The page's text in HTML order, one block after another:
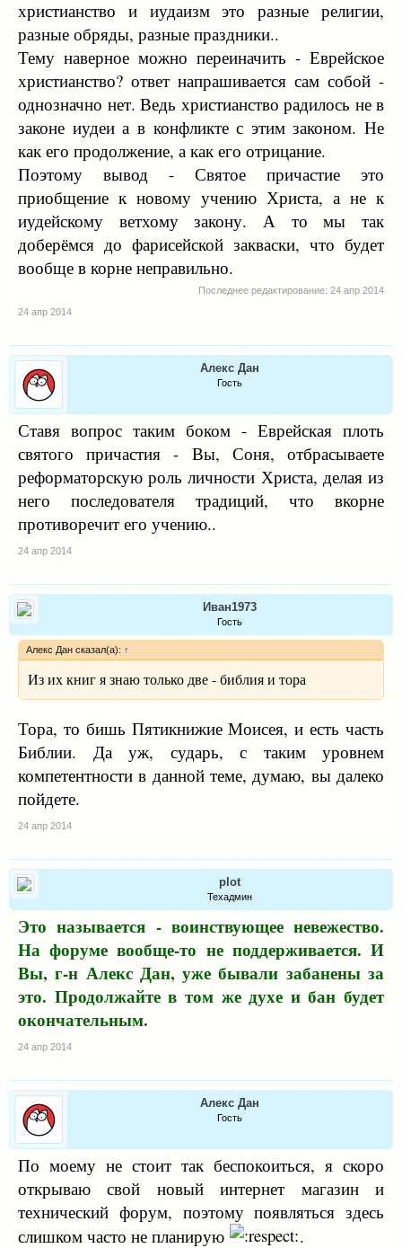
христианство и иудаизм это разные религии,
разные обряды, разные праздники..
Тему наверное можно переиначить - Еврейское
христианство? ответ напрашивается сам собой -
однозначно нет. Ведь христианство радилось не в
законе иудеи а в конфликте с этим законом. Не
как его продолжение, а как его отрицание.
Поэтому вывод - Святое причастие это
приобщение к новому учению Христа, а не к
иудейскому ветхому закону. А то мы так
доберёмся до фарисейской закваски, что будет
вообще в корне неправильно.
Последнее редактирование: 24 апр 2014
24 апр 2014
Алекс Дан
Гость
Ставя вопрос таким боком - Еврейская плоть
святого причастия - Вы, Соня, отбрасываете
реформаторскую роль личности Христа, делая из
него последователя традиций, что вкорне
противоречит его учению..
24 апр 2014
Иван1973
Гость
Алекс Дан сказал(а): ↑
Из их книг я знаю только две - библия и тора
Тора, то бишь Пятикнижие Моисея, и есть часть
Библии. Да уж, сударь, с таким уровнем
компетентности в данной теме, думаю, вы далеко
пойдете.
24 апр 2014
plot
Техадмин
Это называется - воинствующее невежество.
На форуме вообще-то не поддерживается. И
Вы, г-н Алекс Дан, уже бывали забанены за
это. Продолжайте в том же духе и бан будет
окончательным.
24 апр 2014
Алекс Дан
Гость
По моему не стоит так беспокоиться, я скоро
открываю свой новый интернет магазин и
технический форум, поэтому появляться здесь
слишком часто не планирую
.